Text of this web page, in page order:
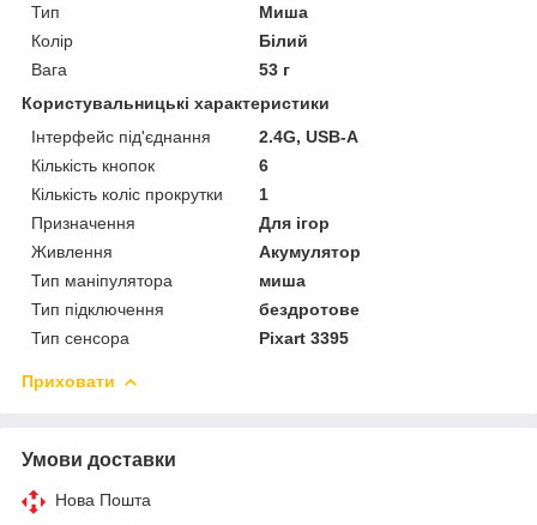
Тип
Миша
Колір
Білий
Вага
53 г
Користувальницькі характеристики
Інтерфейс під'єднання
2.4G, USB-A
Кількість кнопок
6
Кількість коліс прокрутки
1
Призначення
Для ігор
Живлення
Акумулятор
Тип маніпулятора
миша
Тип підключення
бездротове
Тип сенсора
Pixart 3395
Приховати
Умови доставки
Нова Пошта